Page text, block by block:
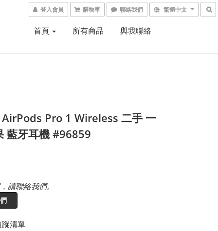
登入會員 購物車 聯絡我們 繁體中文
首頁 所有商品 與我聯絡
Pro 1 Wireless 二手 一
藍牙耳機 #96859
請聯絡我們。
清單